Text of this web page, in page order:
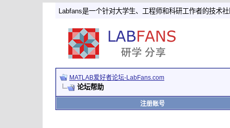
Labfans是一个针对大学生、工程师和科研工作者的技术社
MATLAB爱好者论坛-LabFans.com
论坛帮助
注册账号